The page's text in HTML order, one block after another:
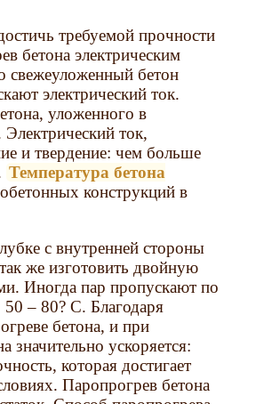
требуемой прочности
бетона электрическим
свежеуложенный бетон
электрический ток.
уложенного в
Электрический ток,
и твердение: чем больше
Температура бетона
конструкций в
с внутренней стороны
же изготовить двойную
Иногда пар пропускают по
– 80? С. Благодаря
бетона, и при
значительно ускоряется:
которая достигает
Паропрогрев бетона